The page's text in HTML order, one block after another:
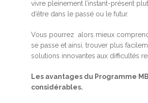
vivre pleinement l’instant-présent
d’être dans le passé ou le futur.
Vous pourrez alors mieux
se passe et ainsi, trouver plus
solutions innovantes aux difficultés
Les avantages du Programme
considérables.